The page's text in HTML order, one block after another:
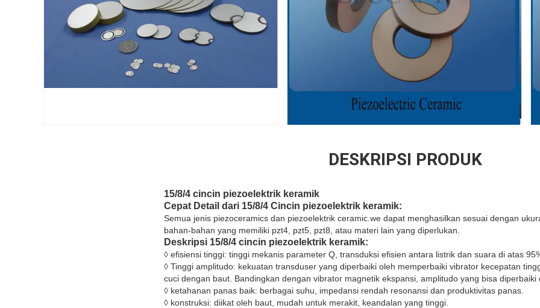
DESKRIPSI PRODUK
15/8/4 cincin piezoelektrik keramik
Cepat Detail dari 15/8/4 Cincin piezoelektrik keramik:
Semua jenis piezoceramics dan piezoelektrik ceramic.we dapat menghasilkan sesuai dengan
bahan-bahan yang memiliki pzt4, pzt5, pzt8, atau materi lain yang diperlukan.
Deskripsi 15/8/4 cincin piezoelektrik keramik:
◊ efisiensi tinggi: tinggi mekanis parameter Q, transduksi efisien antara listrik dan suara di atas
◊ Tinggi amplitudo: kekuatan transduser yang diperbaiki oleh memperbaiki vibrator kecepatan
cuci dengan baut. Bandingkan dengan vibrator magnetik ekspansi, amplitudo yang bisa diperbaiki
◊ ketahanan panas baik: berbagai suhu, impedansi rendah resonansi dan produktivitas panas.
◊ konstruksi: diikat oleh baut, mudah untuk merakit, keandalan yang tinggi.